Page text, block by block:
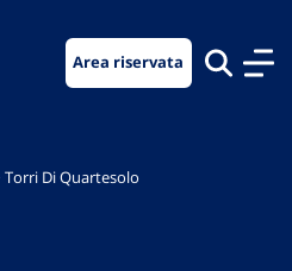
Area riservata
Torri Di Quartesolo